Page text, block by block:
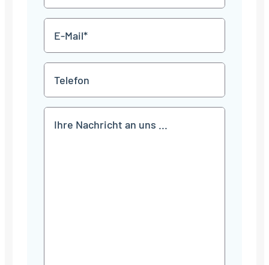
Mail
*